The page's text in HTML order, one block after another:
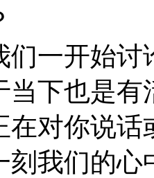
们一开始讨
当下也是有
在对你说话
刻我们的心